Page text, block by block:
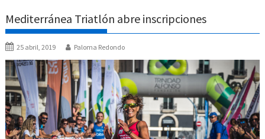
Mediterránea Triatlón abre inscripciones
25 abril, 2019 Paloma Redondo